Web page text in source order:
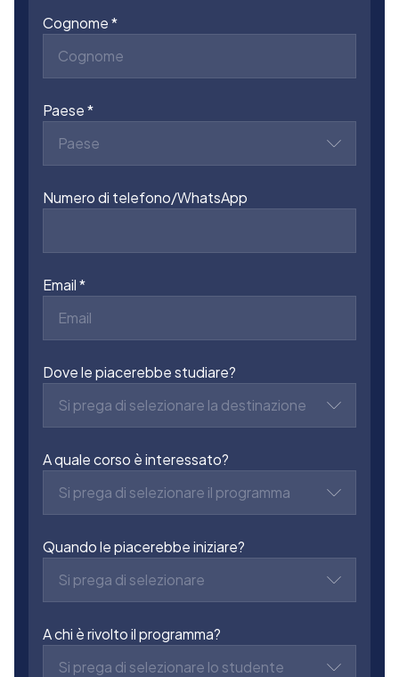
Cognome
Paese
Paese
Numero di telefono/WhatsApp
Email
Dove le piacerebbe studiare?
Si prega di selezionare la destinazione
A quale corso è interessato?
Si prega di selezionare il programma
Quando le piacerebbe iniziare?
Si prega di selezionare
A chi è rivolto il programma?
Si prega di selezionare lo studente